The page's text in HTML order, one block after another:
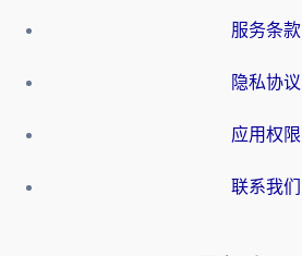
服务条款
隐私协议
应用权限
联系我们